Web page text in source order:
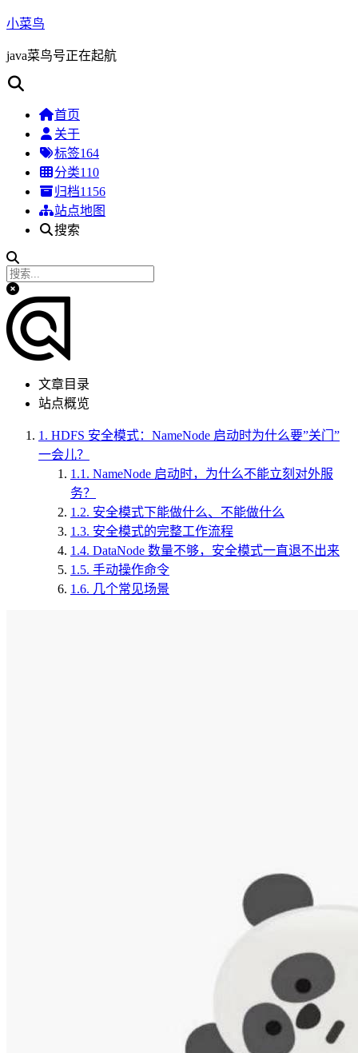
小菜鸟
java菜鸟号正在起航
首页
关于
标签164
分类110
归档1156
站点地图
搜索
文章目录
站点概览
1. HDFS 安全模式：NameNode 启动时为什么要”关门”
一会儿？
1.1. NameNode 启动时，为什么不能立刻对外服
务？
1.2. 安全模式下能做什么、不能做什么
1.3. 安全模式的完整工作流程
1.4. DataNode 数量不够，安全模式一直退不出来
1.5. 手动操作命令
1.6. 几个常见场景